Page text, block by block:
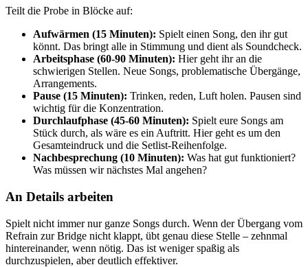
Teilt die Probe in Blöcke auf:
Aufwärmen (15 Minuten): Spielt einen Song, den ihr gut
könnt. Das bringt alle in Stimmung und dient als Soundcheck.
Arbeitsphase (60-90 Minuten): Hier geht ihr an die
schwierigen Stellen. Neue Songs, problematische Übergänge,
Arrangements.
Pause (15 Minuten): Trinken, reden, Luft holen. Pausen sind
wichtig für die Konzentration.
Durchlaufphase (45-60 Minuten): Spielt eure Songs am
Stück durch, als wäre es ein Auftritt. Hier geht es um den
Gesamteindruck und die Setlist-Reihenfolge.
Nachbesprechung (10 Minuten): Was hat gut funktioniert?
Was müssen wir nächstes Mal angehen?
An Details arbeiten
Spielt nicht immer nur ganze Songs durch. Wenn der Übergang vom
Refrain zur Bridge nicht klappt, übt genau diese Stelle – zehnmal
hintereinander, wenn nötig. Das ist weniger spaßig als
durchzuspielen, aber deutlich effektiver.